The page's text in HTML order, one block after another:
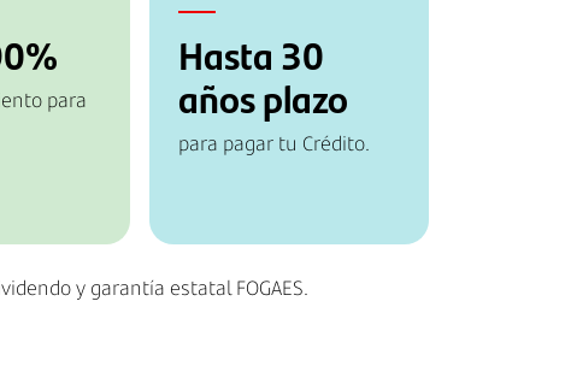
para
Hasta 30
años plazo
para pagar tu Crédito.
y garantía estatal FOGAES.